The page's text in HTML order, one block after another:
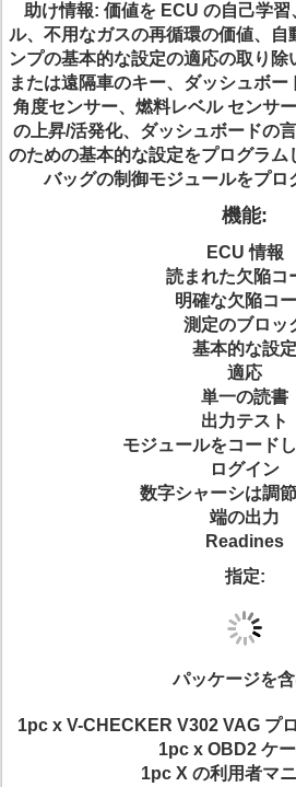
助け情報: 価値を ECU の自己学習
ル、不用なガスの再循環の価値、自
ンプの基本的な設定の適応の取り除
または遠隔車のキー、ダッシュボ
角度センサー、燃料レベル センサ
の上昇/活発化、ダッシュボードの
のための基本的な設定をプログラム
バッグの制御モジュールをプロ
機能:
ECU 情報
読まれた欠陥コ
明確な欠陥コ
測定のブロッ
基本的な設定
適応
単一の読書
出力テスト
モジュールをコード
ログイン
数字シャーシは調
端の出力
Readines
指定:
パッケージを
1pc x V-CHECKER V302 VAG プ
1pc x OBD2 ケ
1pc X の利用者マ